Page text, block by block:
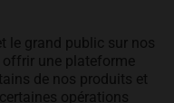
le grand public sur nos
offrir une plateforme
de nos produits et
opérations